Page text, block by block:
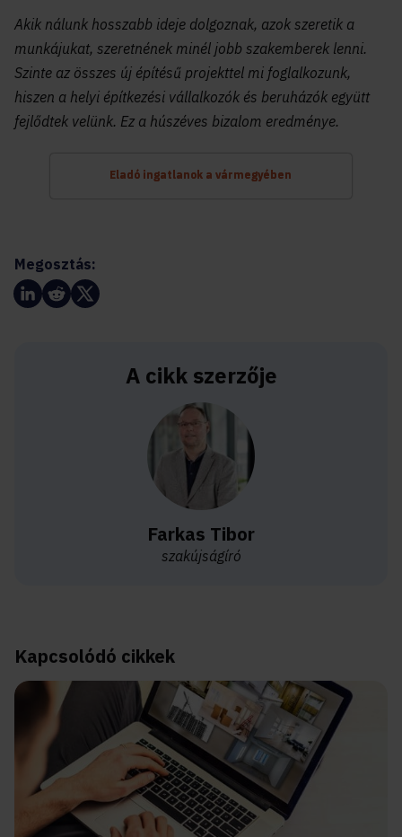
Akik nálunk hosszabb ideje dolgoznak, azok szeretik a
munkájukat, szeretnének minél jobb szakemberek lenni.
Szinte az összes új építésű projekttel mi foglalkozunk,
hiszen a helyi építkezési vállalkozók és beruházók együtt
fejlődtek velünk. Ez a húszéves bizalom eredménye.
Eladó ingatlanok a vármegyében
Megosztás:
A cikk szerzője
Farkas Tibor
szakújságíró
Kapcsolódó cikkek